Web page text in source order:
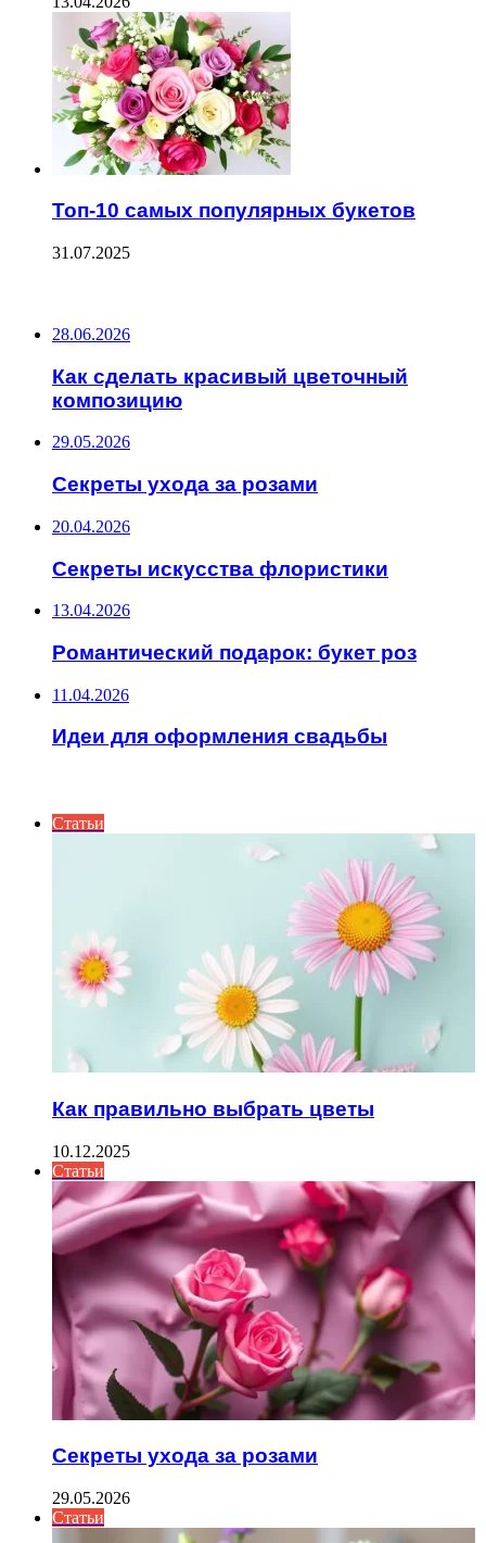
Топ-10 самых популярных букетов
31.07.2025
28.06.2026
Как сделать красивый цветочный
композицию
29.05.2026
Секреты ухода за розами
20.04.2026
Секреты искусства флористики
13.04.2026
Романтический подарок: букет роз
11.04.2026
Идеи для оформления свадьбы
Статьи
Как правильно выбрать цветы
10.12.2025
Статьи
Секреты ухода за розами
29.05.2026
Статьи